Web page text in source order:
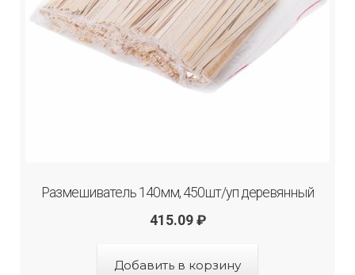
Размешиватель 140мм, 450шт/уп деревянный
415.09 ₽
Добавить в корзину